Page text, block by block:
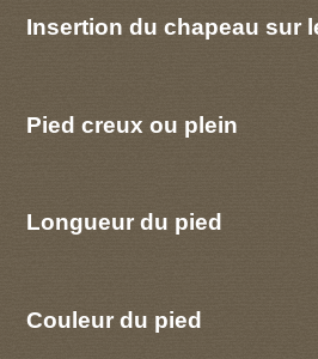
Insertion du chapeau sur
Pied creux ou plein
Longueur du pied
Couleur du pied